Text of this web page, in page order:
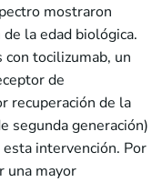
mostraron
la edad biológica.
tocilizumab, un
de
recuperación de la
segunda generación)
intervención. Por
una mayor